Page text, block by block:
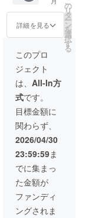
ながら
料理を
してい
るか、
いろん
な工程
をシェ
アさせ
ていた
だきま
す。 そ
の時の
旬の食
材を使
うの
で、メ
ニュー
内容は
日程が
決定し
てから
お知ら
せして
皆様で
お食事
してい
ただけ
るプラ
ンで
す。 簡
単な作
り方で
普段お
家で実
践でき
る方法
や、
オー
ナー
シェフ
が普段
どのよ
うなこ
とを大
切にし
ながら
名様ま
で) ご不
明な点
ご相談
はご連
絡くだ
さい。
錆と煤
innの宿
泊代込
み ＋
【季節
のア
チャー
ルギフ
トセッ
ト】 内
容 高知
の食材
を使っ
て、皆
さんで
カレー
詳細を見る
の
リ
タ
ー
ン
を
選
択
す
る
このプロ
ジェクト
は、 All-In方
式です。
目標金額に
関わらず、
2026/04/30
23:59:59ま
でに集まっ
た金額が
ファンディ
ングされま